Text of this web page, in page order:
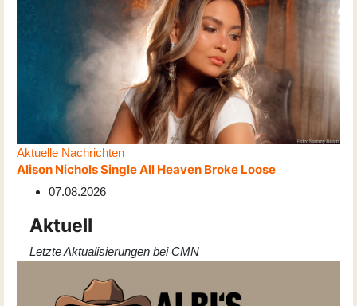
Aktuelle Nachrichten
Alison Nichols Single All Heaven Broke Loose
07.08.2026
Aktuell
Letzte Aktualisierungen bei CMN